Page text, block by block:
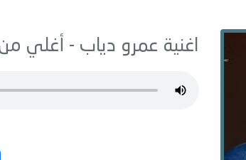
اغنية عمرو دياب - أغلي